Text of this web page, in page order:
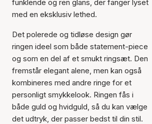
Varen er tilføjet til kurven
funklende og ren glans, der fanger lyset
med en eksklusiv lethed.
Det polerede og tidløse design gør
ringen ideel som både statement-piece
og som en del af et smukt ringsæt. Den
fremstår elegant alene, men kan også
kombineres med andre ringe for et
personligt smykkelook. Ringen fås i
både guld og hvidguld, så du kan vælge
det udtryk, der passer bedst til din stil.